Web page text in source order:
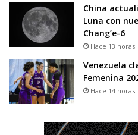
China
Luna con
Chang’e-6
Hace 13 horas
Venezuela
Femenina
Hace 14 horas